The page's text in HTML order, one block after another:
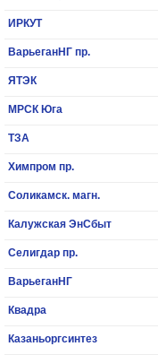
ИРКУТ
ВарьеганHГ пр.
ЯТЭК
МРСК Юга
ТЗА
Химпром пр.
Соликамск. магн.
Калужская ЭнСбыт
Селигдар пр.
ВарьеганHГ
Квадра
Казаньоргсинтез